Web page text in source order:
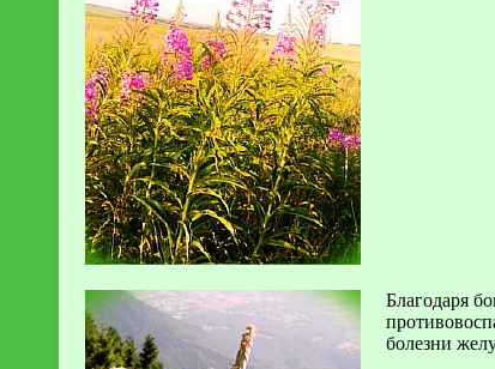
Благодаря
болезни